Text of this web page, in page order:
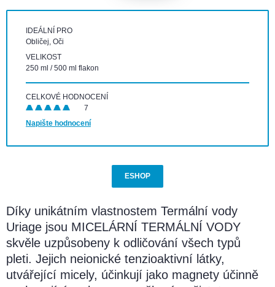
IDEÁLNÍ PRO
Obličej, Oči
VELIKOST
250 ml / 500 ml flakon
CELKOVÉ HODNOCENÍ
7
Napište hodnocení
ESHOP
Díky unikátním vlastnostem Termální vody
Uriage jsou MICELÁRNÍ TERMÁLNÍ VODY
skvěle uzpůsobeny k odličování všech typů
pleti. Jejich neionické tenzioaktivní látky,
utvářející micely, účinkují jako magnety účinně